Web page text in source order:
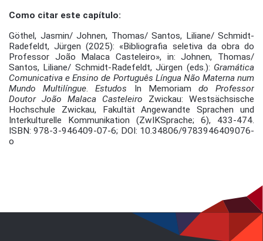
Como citar este capítulo:
Göthel, Jasmin/ Johnen, Thomas/ Santos, Liliane/ Schmidt-
Radefeldt, Jürgen (2025): «Bibliografia seletiva da obra do
Professor João Malaca Casteleiro», in: Johnen, Thomas/
Santos, Liliane/ Schmidt-Radefeldt, Jürgen (eds.): Gramática
Comunicativa e Ensino de Português Língua Não Materna num
Mundo Multilíngue. Estudos In Memoriam do Professor
Doutor João Malaca Casteleiro Zwickau: Westsächsische
Hochschule Zwickau, Fakultät Angewandte Sprachen und
Interkulturelle Kommunikation (ZwIKSprache; 6), 433-474.
ISBN: 978-3-946409-07-6; DOI: 10.34806/9783946409076-
o